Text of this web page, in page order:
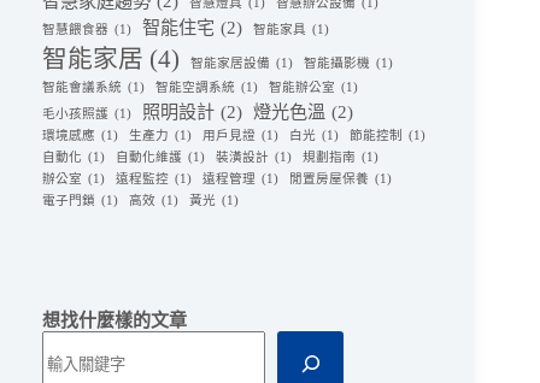
智慧餵食器 (1) 智能住宅 (2) 智能家具 (1)
智能家居 (4) 智能家居設備 (1) 智能攝影機 (1)
智能會議系統 (1) 智能空調系統 (1) 智能辦公室 (1)
毛小孩照護 (1) 照明設計 (2) 燈光色溫 (2)
環境感應 (1) 生產力 (1) 用戶見證 (1) 白光 (1) 節能控制
(1)
自動化 (1) 自動化維護 (1) 裝潢設計 (1) 規劃指南 (1)
辦公室 (1) 遠程監控 (1) 遠程管理 (1) 閒置房屋保養 (1)
電子門鎖 (1) 高效 (1) 黃光 (1)
想找什麼樣的文章